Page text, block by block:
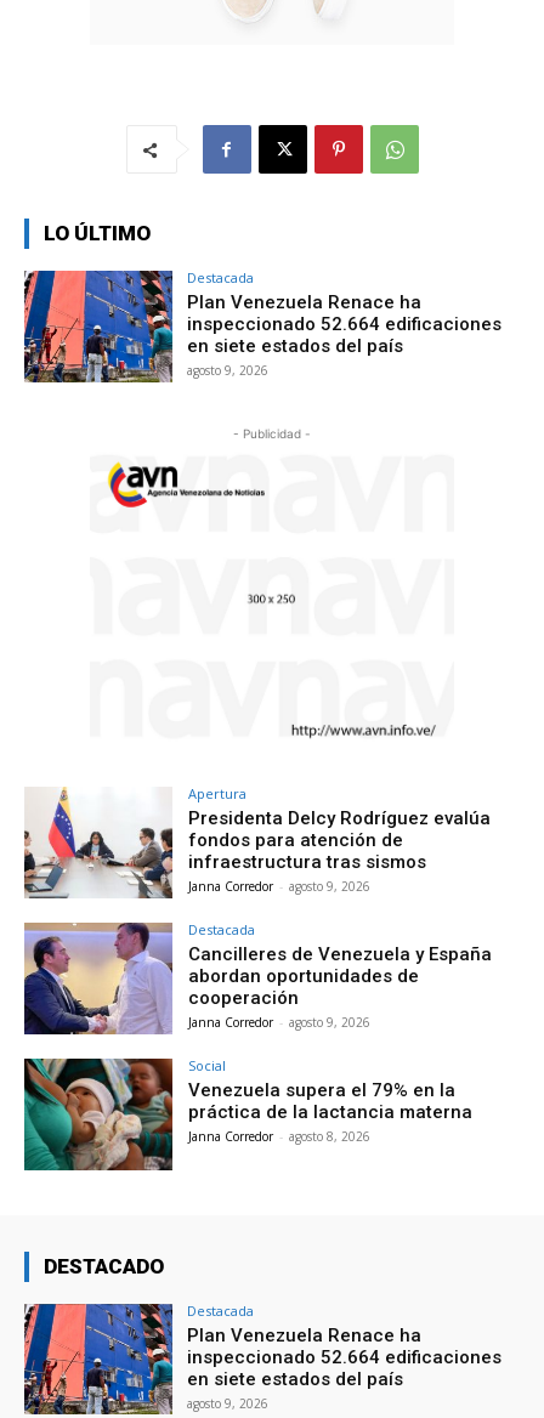
LO ÚLTIMO
Destacada
Plan Venezuela Renace ha
inspeccionado 52.664 edificaciones
en siete estados del país
agosto 9, 2026
- Publicidad -
Apertura
Presidenta Delcy Rodríguez evalúa
fondos para atención de
infraestructura tras sismos
Janna Corredor - agosto 9, 2026
Destacada
Cancilleres de Venezuela y España
abordan oportunidades de
cooperación
Janna Corredor - agosto 9, 2026
Social
Venezuela supera el 79% en la
práctica de la lactancia materna
Janna Corredor - agosto 8, 2026
DESTACADO
Destacada
Plan Venezuela Renace ha
inspeccionado 52.664 edificaciones
en siete estados del país
agosto 9, 2026